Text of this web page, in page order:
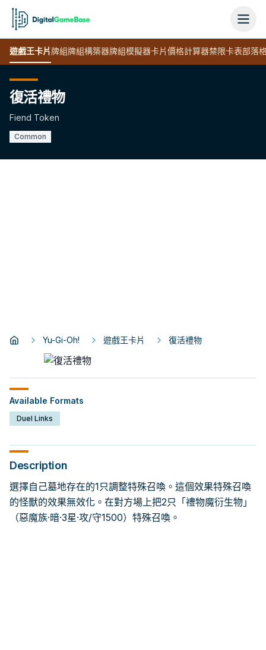
遊戲王卡片牌組牌組構築器牌組模擬器卡片價格計算器禁限卡表部落
復活禮物
Fiend Token
Common
Yu-Gi-Oh! 遊戲王卡片 復活禮物
Available Formats
Duel Links
Description
選擇自己墓地存在的1只調整特殊召喚。這個效果特殊召喚
的怪獸的效果無效化。在對方場上把2只「禮物魔衍生物」
（惡魔族·暗·3星·攻/守1500）特殊召喚。